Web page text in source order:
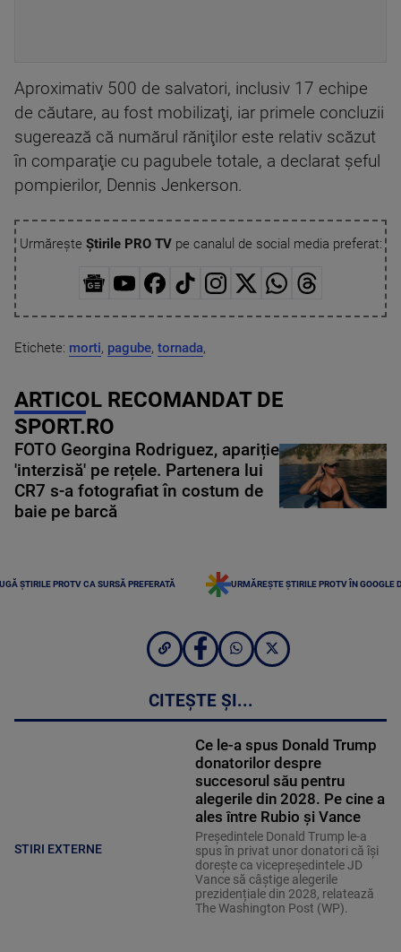
Aproximativ 500 de salvatori, inclusiv 17 echipe
de căutare, au fost mobilizaţi, iar primele concluzii
sugerează că numărul răniţilor este relativ scăzut
în comparaţie cu pagubele totale, a declarat şeful
pompierilor, Dennis Jenkerson.
Urmărește Știrile PRO TVpe canalul de social media preferat:
Etichete: morti, pagube, tornada,
ARTICOL RECOMANDAT DE
SPORT.RO
FOTO Georgina Rodriguez, apariție
'interzisă' pe rețele. Partenera lui
CR7 s-a fotografiat în costum de
baie pe barcă
ȘTIRILE PROTV CA SURSĂ PREFERATĂ URMĂREȘTE ȘTIRILE PROTV ÎN GOOGLE
CITEȘTE ȘI...
STIRI EXTERNE
Ce le-a spus Donald Trump
donatorilor despre
succesorul său pentru
alegerile din 2028. Pe cine a
ales între Rubio și Vance
Președintele Donald Trump le-a
spus în privat unor donatori că își
dorește ca vicepreședintele JD
Vance să câștige alegerile
prezidențiale din 2028, relatează
The Washington Post (WP).